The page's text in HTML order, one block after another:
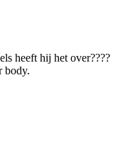
heeft hij het over????
body.